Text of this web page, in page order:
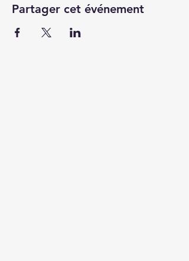
Partager cet événement